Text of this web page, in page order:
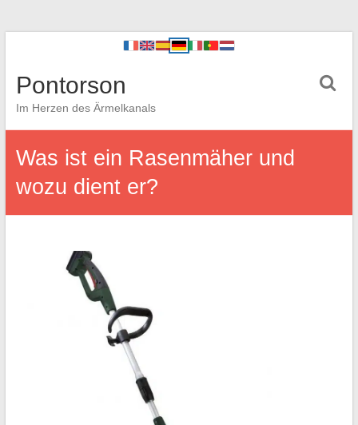
Pontorson
Im Herzen des Ärmelkanals
Was ist ein Rasenmäher und
wozu dient er?